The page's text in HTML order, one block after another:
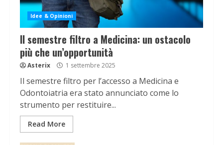
Idee & Opinioni
Il semestre filtro a Medicina: un ostacolo
più che un’opportunità
Asterix 1 settembre 2025
Il semestre filtro per l’accesso a Medicina e
Odontoiatria era stato annunciato come lo
strumento per restituire...
Read More